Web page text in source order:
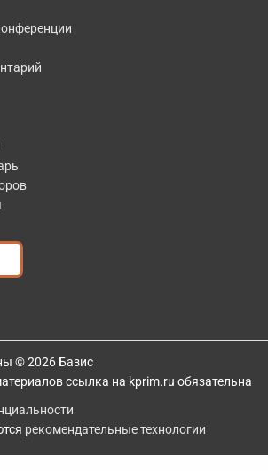
© 2026 Базис
ссылка на kprim.ru обязательна
рекомендательные технологии